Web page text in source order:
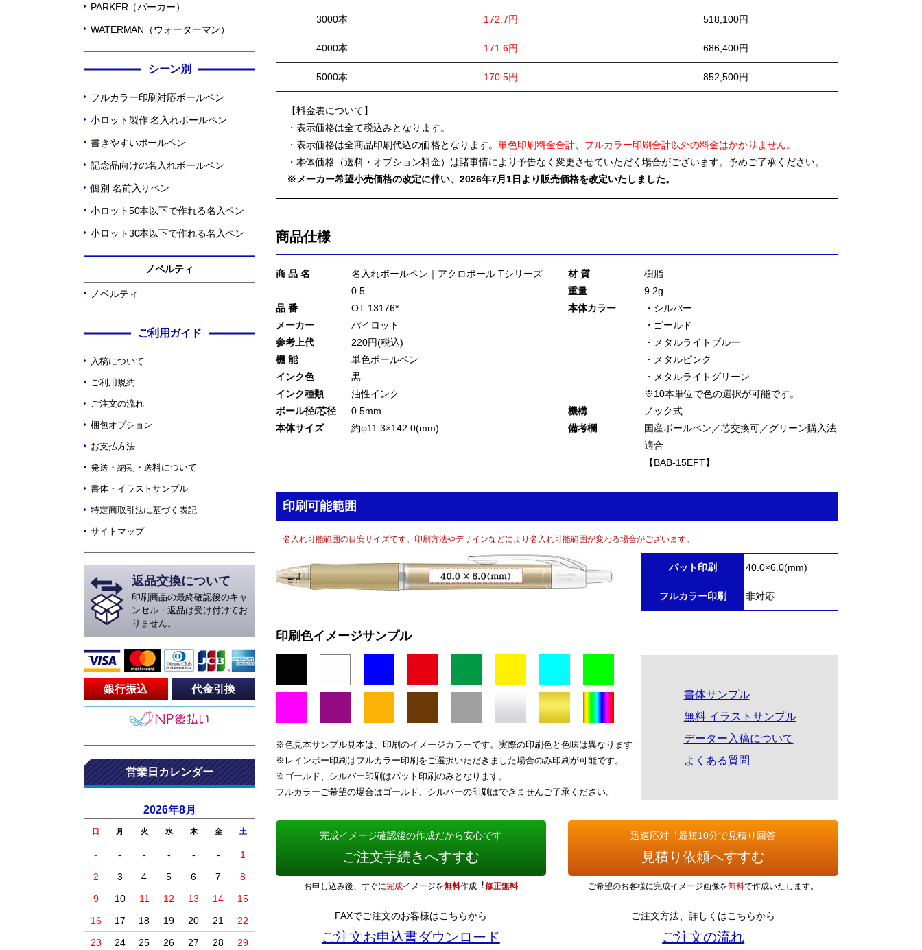
PARKER（パーカー）
WATERMAN（ウォーターマン）
シーン別
フルカラー印刷対応ボールペン
小ロット製作 名入れボールペン
書きやすいボールペン
記念品向けの名入れボールペン
個別 名前入りペン
小ロット50本以下で作れる名入ペン
小ロット30本以下で作れる名入ペン
ノベルティ
ノベルティ
ご利用ガイド
入稿について
ご利用規約
ご注文の流れ
梱包オプション
お支払方法
発送・納期・送料について
書体・イラストサンプル
特定商取引法に基づく表記
サイトマップ
返品交換について
印刷商品の最終確認後のキャ
ンセル・返品は受け付けてお
りません。
銀行振込 代金引換
営業日カレンダー
2026年8月
日 月 火 水 木 金 土
- - - - - -
1
2
3 4 5 6 7
8
9
10 11 12 13 14
15
16
17 18 19 20 21
22
23
24 25 26 27 28 29
3000本 172.7円 518,100円
4000本 171.6円 686,400円
5000本 170.5円 852,500円
【料金表について】
・表示価格は全て税込みとなります。
・表示価格は全商品印刷代込の価格となります。 単色印刷料金合計、フルカラー印刷合計以外の料金はかかりません。
・本体価格（送料・オプション料金）は諸事情により予告なく変更させていただく場合がございます。予めご了承ください。
※メーカー希望小売価格の改定に伴い、2026年7月1日より販売価格を改定いたしました。
商品仕様
商 品 名
名入れボールペン｜アクロボール Tシリーズ
0.5
品 番
OT-13176*
メーカー
パイロット
参考上代
220円(税込)
機 能
単色ボールペン
インク色
黒
インク種類
油性インク
ボール径/芯径
0.5mm
本体サイズ
約φ11.3×142.0(mm)
材 質
樹脂
重量
9.2g
本体カラー
・シルバー
・ゴールド
・メタルライトブルー
・メタルピンク
・メタルライトグリーン
※10本単位で色の選択が可能です。
機構
ノック式
備考欄
国産ボールペン／芯交換可／グリーン購入法
適合
【BAB-15EFT】
印刷可能範囲
名入れ可能範囲の目安サイズです。印刷方法やデザインなどにより名入れ可能範囲が変わる場合がございます。
パット印刷 40.0×6.0(mm)
フルカラー印刷 非対応
印刷色イメージサンプル
※色見本サンプル見本は、印刷のイメージカラーです。実際の印刷色と色味は異なります
※レインボー印刷はフルカラー印刷をご選択いただきました場合のみ印刷が可能です。
※ゴールド、シルバー印刷はパット印刷のみとなります。
フルカラーご希望の場合はゴールド、シルバーの印刷はできませんご了承ください。
書体サンプル
無料 イラストサンプル
データー入稿について
よくある質問
完成イメージ確認後の作成だから安心です
ご注文手続きへすすむ
お申し込み後、すぐに完成イメージを無料作成︕修正無料
迅速応対︕最短10分で見積り回答
見積り依頼へすすむ
ご希望のお客様に完成イメージ画像を無料で作成いたします。
FAXでご注文のお客様はこちらから
ご注文お申込書ダウンロード
ご注文方法、詳しくはこちらから
ご注文の流れ